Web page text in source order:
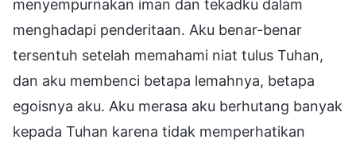
menyempurnakan iman dan tekadku dalam
menghadapi penderitaan. Aku benar-benar
tersentuh setelah memahami niat tulus Tuhan,
dan aku membenci betapa lemahnya, betapa
egoisnya aku. Aku merasa aku berhutang banyak
kepada Tuhan karena tidak memperhatikan